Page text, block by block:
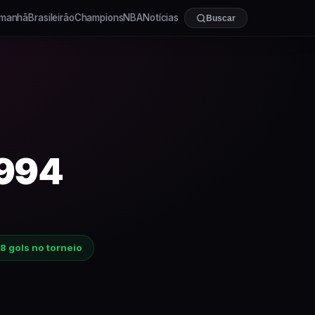
BrasileirãoChampionsNBANotícias Buscar
gols no torneio